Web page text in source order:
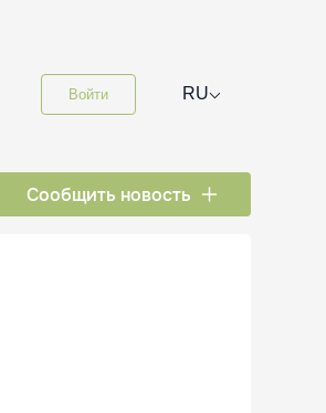
Войти RU⌵
Сообщить новость